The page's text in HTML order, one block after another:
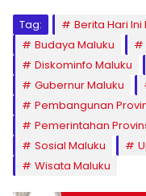
Tag: Berita Hari Ini
Budaya Maluku
Diskominfo Maluku
Gubernur Maluku
Pembangunan
Pemerintahan
Sosial Maluku
Wisata Maluku